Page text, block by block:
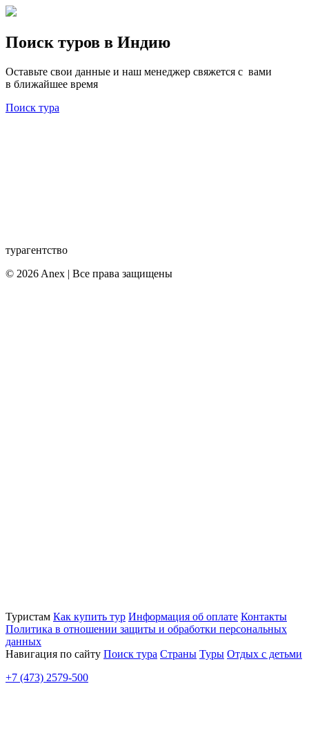
Поиск туров в Индию
Оставьте свои данные и наш менеджер свяжется с вами
в ближайшее время
Поиск тура
турагентство
© 2026 Anex | Все права защищены
Туристам Как купить тур Информация об оплате Контакты
Политика в отношении защиты и обработки персональных
данных
Навигация по сайту Поиск тура Страны Туры Отдых с детьми
+7 (473) 2579-500